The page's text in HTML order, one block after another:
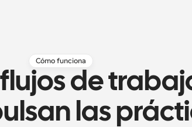
Cómo funciona
de
las